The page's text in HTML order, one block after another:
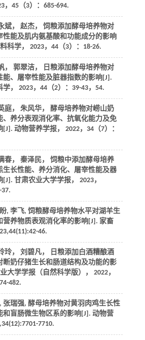
， 45（3）：685-694.
斌， 赵杰， 饲粮添加酵母培养物对
性能及肌内氨基酸和功能成分的影响
科学， 2023， 44（3）：18-26.
， 郭翠洁， 日粮添加酵母培养物对
能、屠宰性能及脏器指数的影响[J].
学， 2023， 44（2）：39-43，54.
庭， 朱风华， 酵母培养物对崂山奶
、养分表观消化率、抗氧化能力及免
[J]. 动物营养学报， 2022， 34（7）：
春， 秦泽民， 饲粮中添加酵母培养
生长性能、养分消化、屠宰性能及器
[J]. 甘肃农业大学学报， 2023，
, 李飞, 饲粮酵母培养物水平对湖羊生
营养物质表观消化率的影响[J]. 家畜
,44(11):42-46.
玲， 刘碧凡， 日粮添加白酒糟酿酒
断奶仔猪生长和肠道结构及功能的影
大学学报（自然科学版） ， 2022，
482.
张瑞强, 酵母培养物对黄羽肉鸡生长性
和盲肠微生物区系的影响[J]. 动物营
34(12):7701-7710.